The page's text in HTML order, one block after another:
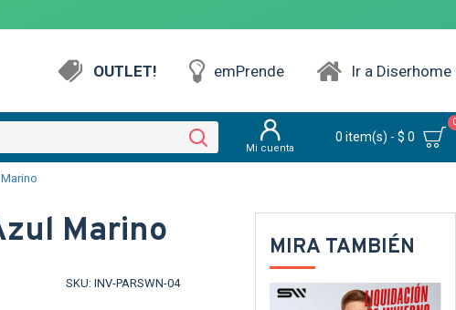
OUTLET! emPrende Ir a Diserhome
Mi cuenta
0 item(s) - $ 0
Marino
SKU: INV-PARSWN-04
MIRA TAMBIÉN
TEXTTRANSPARENTE